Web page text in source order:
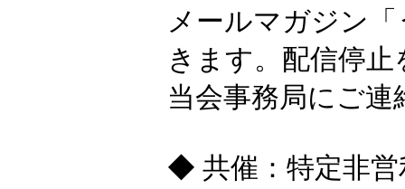
メールマガジン
きます。配信停
当会事務局にご
◆ 共催：特定非営